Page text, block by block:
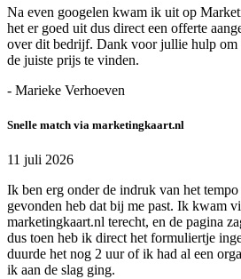
Na even googelen kwam ik uit op
het er goed uit dus direct een offerte
over dit bedrijf. Dank voor jullie hulp om
de juiste prijs te vinden.
- Marieke Verhoeven
Snelle match via marketingkaart.nl
11 juli 2026
Ik ben erg onder de indruk van het
gevonden heb dat bij me past. Ik kwam
marketingkaart.nl terecht, en de pagina
dus toen heb ik direct het formuliertje
duurde het nog 2 uur of ik had al een
ik aan de slag ging.